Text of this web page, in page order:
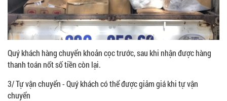
Quý khách hàng chuyển khoản cọc trước, sau khi nhận được hàng
thanh toán nốt số tiền còn lại.
3/ Tự vận chuyển - Quý khách có thể được giảm giá khi tự vận
chuyển